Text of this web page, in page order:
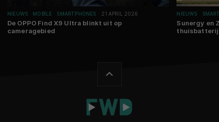
NIEUWS MOBILE SMARTPHONES 21 APRIL 2026
De OPPO Find X9 Ultra blinkt uit op
cameragebied
NIEUWS
Sunergy en
thuisbatterij